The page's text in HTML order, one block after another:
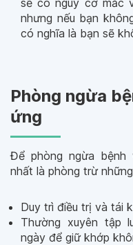
sẽ có nguy cơ mắc
nhưng nếu bạn
có nghĩa là bạn sẽ
Phòng ngừa
ứng
Để phòng ngừa bệnh
nhất là phòng trừ
Duy trì điều trị và tái
Thường xuyên tập
ngày để giữ khớp